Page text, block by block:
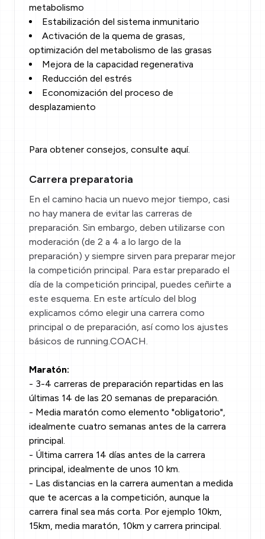
metabolismo
Estabilización del sistema inmunitario
Activación de la quema de grasas,
optimización del metabolismo de las grasas
Mejora de la capacidad regenerativa
Reducción del estrés
Economización del proceso de
desplazamiento
Para obtener consejos, consulte aquí.
Carrera preparatoria
En el camino hacia un nuevo mejor tiempo, casi
no hay manera de evitar las carreras de
preparación. Sin embargo, deben utilizarse con
moderación (de 2 a 4 a lo largo de la
preparación) y siempre sirven para preparar mejor
la competición principal. Para estar preparado el
día de la competición principal, puedes ceñirte a
este esquema. En este artículo del blog
explicamos cómo elegir una carrera como
principal o de preparación, así como los ajustes
básicos de running.COACH.
Maratón:
- 3-4 carreras de preparación repartidas en las
últimas 14 de las 20 semanas de preparación.
- Media maratón como elemento "obligatorio",
idealmente cuatro semanas antes de la carrera
principal.
- Última carrera 14 días antes de la carrera
principal, idealmente de unos 10 km.
- Las distancias en la carrera aumentan a medida
que te acercas a la competición, aunque la
carrera final sea más corta. Por ejemplo 10km,
15km, media maratón, 10km y carrera principal.